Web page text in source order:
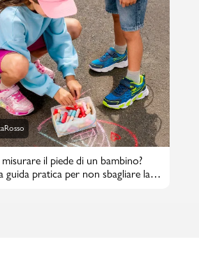
il piede di un bambino?
guida pratica per non sbagliare la